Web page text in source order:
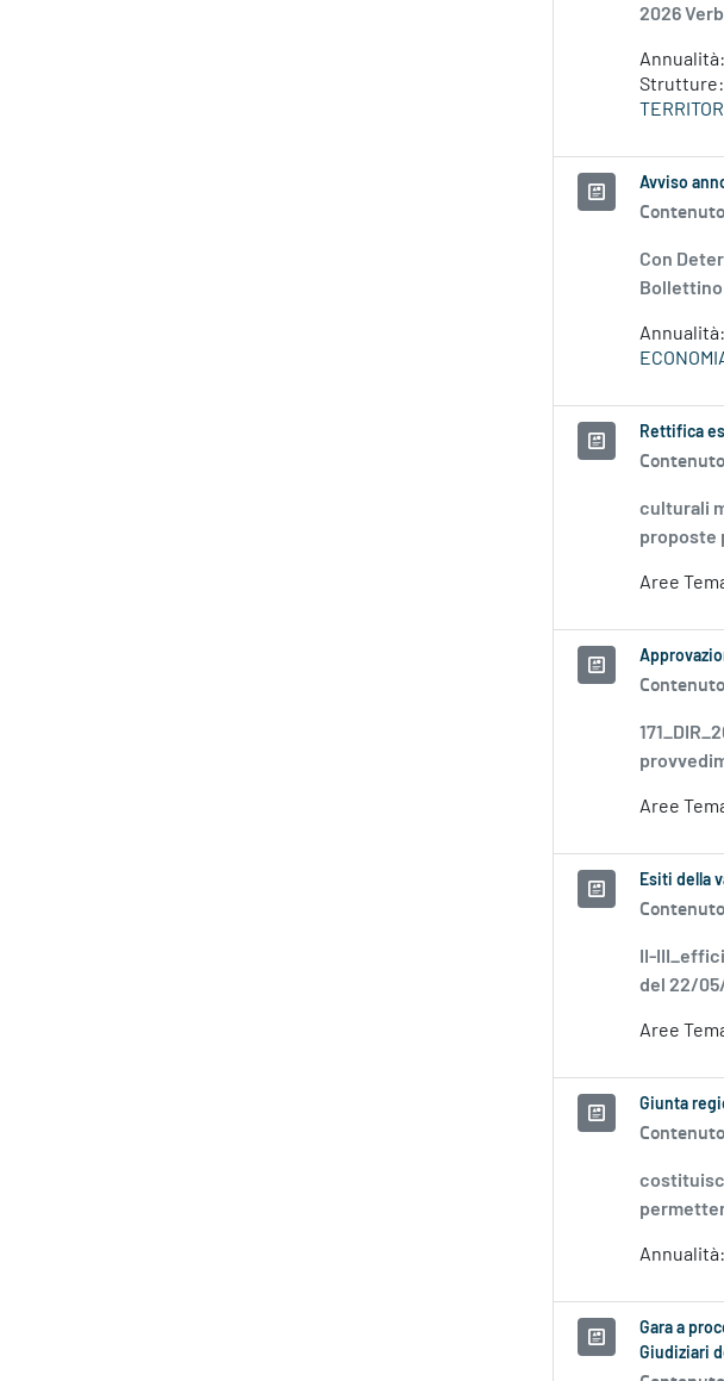
2026
Annualità:
Strutture:
Avviso
Con
Annualità:
Rettifica
culturali
proposte
Aree
Aree
Esiti della
II-
del 22/
Aree
Giunta
Annualità:
Gara a
Giudiziari